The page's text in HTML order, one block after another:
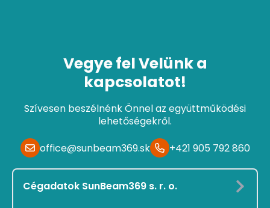
Vegye fel Velünk a
kapcsolatot!
Szívesen beszélnénk Önnel az együttműködési
lehetőségekről.
office@sunbeam369.sk
+421 905 792 860
Cégadatok SunBeam369 s. r. o.